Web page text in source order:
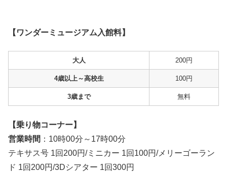
【ワンダーミュージアム入館料】
大人 200円
4歳以上～高校生 100円
3歳まで 無料
【乗り物コーナー】
営業時間 ：10時00分～17時00分
テキサス号 1回200円/ミニカー 1回100円/メリーゴーラン
ド 1回200円/3Dシアター 1回300円